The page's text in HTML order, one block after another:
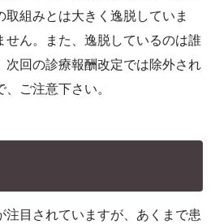
組みとは大きく逸脱していま
せん。また、逸脱しているのは誰
次回の診療報酬改定では除外され
ご注意下さい。
注目されていますが、あくまで患